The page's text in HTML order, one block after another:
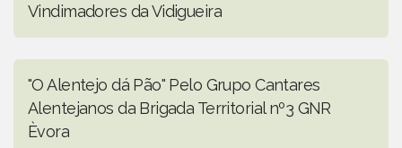
Vindimadores da Vidigueira
"O Alentejo dá Pão" Pelo Grupo Cantares
Alentejanos da Brigada Territorial nº3 GNR
Èvora